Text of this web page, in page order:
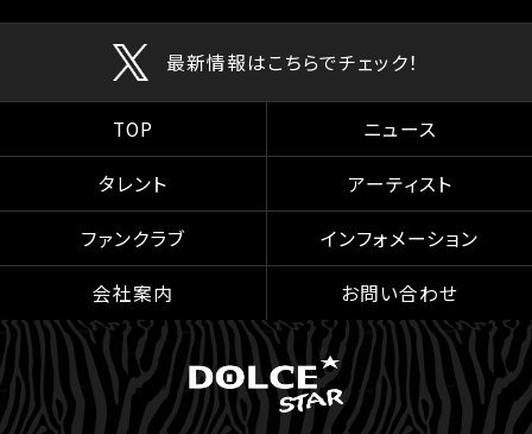
最新情報はこちらでチェック！
TOP
ニュース
タレント
アーティスト
ファンクラブ
インフォメーション
会社案内
お問い合わせ